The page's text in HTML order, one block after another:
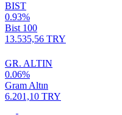
BIST
0.93%
Bist 100
13.535,56 TRY
GR. ALTIN
0.06%
Gram Altın
6.201,10 TRY